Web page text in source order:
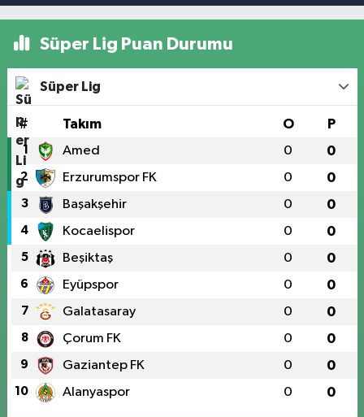
Süper Lig Puan Durumu
Süper Lig
# Takım O P
1 Amed 0 0
2 Erzurumspor FK 0 0
3 Başakşehir 0 0
4 Kocaelispor 0 0
5 Beşiktaş 0 0
6 Eyüpspor 0 0
7 Galatasaray 0 0
8 Çorum FK 0 0
9 Gaziantep FK 0 0
10 Alanyaspor 0 0